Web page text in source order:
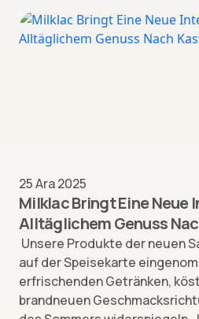
25 Ara 2025
Milklac Bringt Eine Neue
Alltäglichem Genuss
Unsere Produkte der neuen
auf der Speisekarte
erfrischenden Getränken,
brandneuen